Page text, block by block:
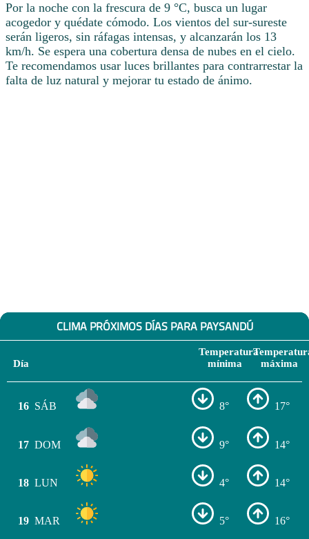
Por la noche con la frescura de 9 °C, busca un lugar
acogedor y quédate cómodo. Los vientos del sur-sureste
serán ligeros, sin ráfagas intensas, y alcanzarán los 13
km/h. Se espera una cobertura densa de nubes en el cielo.
Te recomendamos usar luces brillantes para contrarrestar la
falta de luz natural y mejorar tu estado de ánimo.
CLIMA PRÓXIMOS DÍAS PARA PAYSANDÚ
Día
Temperatura
mínima
máxima
16 SÁB 8° 17°
17 DOM 9° 14°
18 LUN 4° 14°
19 MAR 5° 16°